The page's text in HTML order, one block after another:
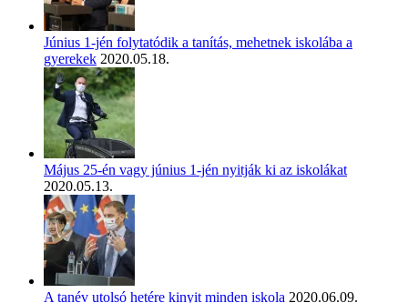
Június 1-jén folytatódik a tanítás, mehetnek iskolába a
gyerekek 2020.05.18.
Május 25-én vagy június 1-jén nyitják ki az iskolákat
2020.05.13.
A tanév utolsó hetére kinyit minden iskola 2020.06.09.